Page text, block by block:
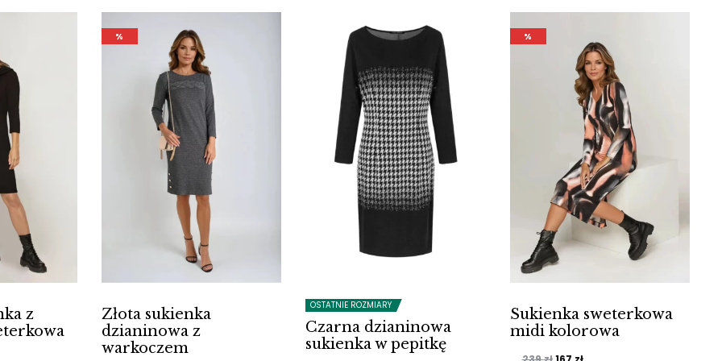
z
%
Złota sukienka
dzianinowa z
warkoczem
OSTATNIE ROZMIARY
Czarna dzianinowa
sukienka w pepitkę
%
Sukienka sweterkowa
midi kolorowa
PierwotnaAktualna